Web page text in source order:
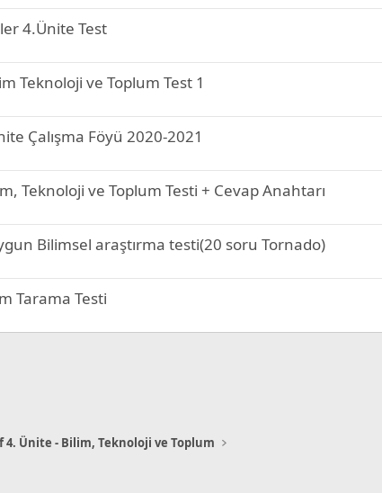
4.Ünite Test
Teknoloji ve Toplum Test 1
Çalışma Föyü 2020-2021
Teknoloji ve Toplum Testi + Cevap Anahtarı
Bilimsel araştırma testi(20 soru Tornado)
Tarama Testi
4. Ünite - Bilim, Teknoloji ve Toplum